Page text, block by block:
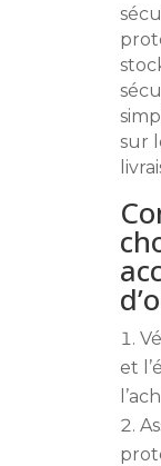
sur
et